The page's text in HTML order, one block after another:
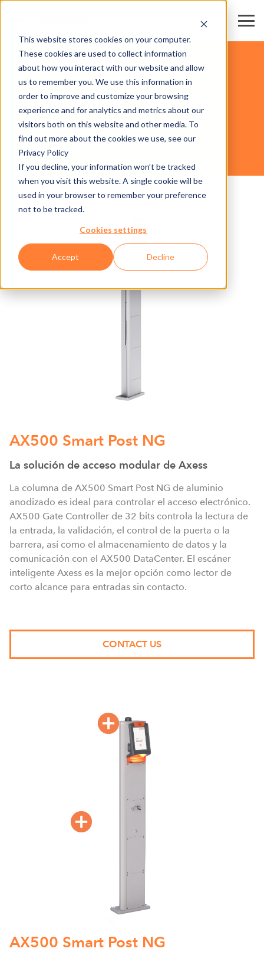
This website stores cookies on your computer.
These cookies are used to collect information
about how you interact with our website and allow
us to remember you. We use this information in
order to improve and customize your browsing
experience and for analytics and metrics about our
visitors both on this website and other media. To
find out more about the cookies we use, see our
Privacy Policy
If you decline, your information won’t be tracked
when you visit this website. A single cookie will be
used in your browser to remember your preference
not to be tracked.
Cookies settings
Accept Decline
AX500 SMART POST NG
HARDWARE
ESTACIONES DE ESQUÍ
AX500 Smart Post NG
La solución de acceso modular de Axess
La columna de AX500 Smart Post NG de aluminio
anodizado es ideal para controlar el acceso electrónico.
AX500 Gate Controller de 32 bits controla la lectura de
la entrada, la validación, el control de la puerta o la
barrera, así como el almacenamiento de datos y la
comunicación con el AX500 DataCenter. El escáner
inteligente Axess es la mejor opción como lector de
corto alcance para entradas sin contacto.
CONTACT US
AX500 Smart Post NG